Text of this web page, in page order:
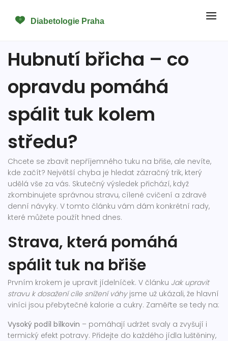
Hubnutí břicha – co
opravdu pomáhá
spálit tuk kolem
středu?
Chcete se zbavit nepříjemného tuku na břiše, ale nevíte,
kde začít? Největší chyba je hledat zázračný trik, který
udělá vše za vás. Skutečný výsledek přichází, když
zkombinujete správnou stravu, cílené cvičení a zdravé
denní návyky. V tomto článku vám dám konkrétní rady,
které můžete použít hned dnes.
Strava, která pomáhá
spálit tuk na břiše
Prvním krokem je upravit jídelníček. V článku Jak upravit
stravu k dosažení cíle snížení váhyjsme už ukázali, že hlavní
viníci jsou přebytečné kalorie a cukry. Zaměřte se tedy na:
Vysoký podíl bílkovin – pomáhají udržet svaly a zvyšují i
termický efekt potravy. Přidejte do každého jídla luštěniny,